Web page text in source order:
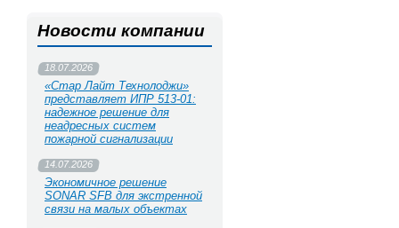
Новости компании
18.07.2026
«Стар Лайт Технолоджи»
представляет ИПР 513‑01:
надежное решение для
неадресных систем
пожарной сигнализации
14.07.2026
Экономичное решение
SONAR SFB для экстренной
связи на малых объектах